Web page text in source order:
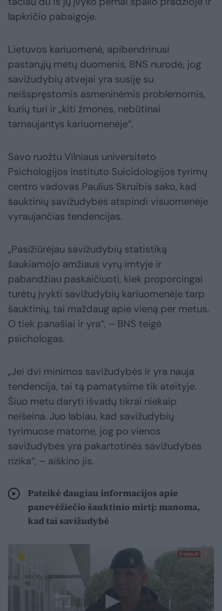
lapkričio pabaigoje.
Lietuvos kariuomenė, apibendrinusi
pastarųjų metų duomenis, BNS nurodė, jog
savižudybių atvejai yra susiję su
neišspręstomis asmeninėmis problemomis,
kurių turi ir „kiti žmonės, nebūtinai
tarnaujantys kariuomenėje“.
Savo ruožtu Vilniaus universiteto
Psichologijos instituto Suicidologijos tyrimų
centro vadovas Paulius Skruibis sako, kad
šauktinių savižudybės atspindi visuomenėje
vyraujančias tendencijas.
„Pasižiūrėjau savižudybių statistiką
šaukiamojo amžiaus vyrų imtyje ir
pabandžiau paskaičiuoti, kiek proporcingai
turėtų įvykti savižudybių kariuomenėje tarp
šauktinių, tai maždaug apie vieną per metus.
O tiek panašiai ir yra“, – BNS teigė
psichologas.
„Jei dvi minimos savižudybės ir yra nauja
tendencija, tai tą pamatysime tik ateityje.
Šiuo metu daryti išvadų tikrai niekaip
neišeina. Juo labiau, kad savižudybių
tyrimuose matome, jog po vienos
savižudybės yra pakartotinės savižudybės
rizika“, – aiškino jis.
Pateikė daugiau informacijos apie
panevėžiečio šauktinio mirtį: manoma,
kad tai savižudybė